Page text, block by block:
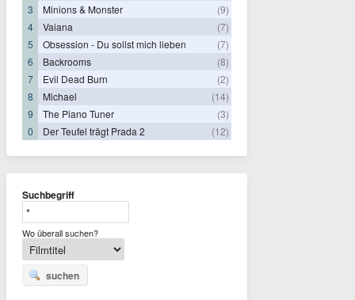
3
Minions & Monster
(9)
4
Vaiana
(7)
5
Obsession - Du sollst mich lieben
(7)
6
Backrooms
(8)
7
Evil Dead Burn
(2)
8
Michael
(14)
9
The Piano Tuner
(3)
0
Der Teufel trägt Prada 2 (12)
Suchbegriff
Wo überall suchen?
suchen